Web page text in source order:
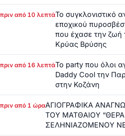
πριν από 10 λεπτάΤο συγκλονιστικό
εποχικού
που έχασε την ζωή
Κρύας Βρύσης
πριν από 16 λεπτάΤο party που όλοι
Daddy Cool την
στην Κοζάνη
πριν από 1 ώραΑΓΙΟΓΡΑΦΙΚΑ
ΤΟΥ ΜΑΤΘΑΙΟΥ
ΣΕΛΗΝΙΑΖΟΜΕΝΟΥ